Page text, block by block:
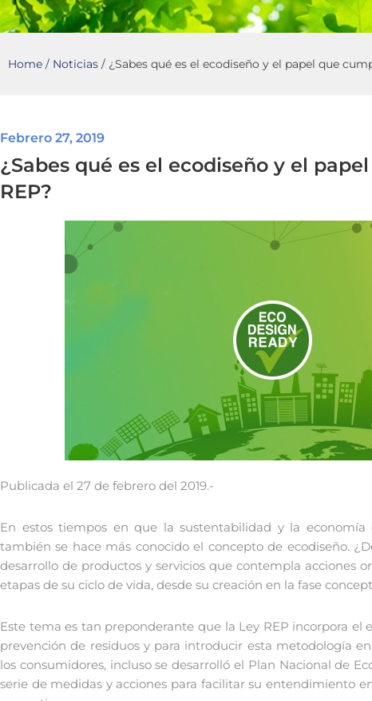
Home / Noticias / ¿Sabes qué es el ecodiseño y el papel que
Febrero 27, 2019
¿Sabes qué es el ecodiseño y el
REP?
Publicada el 27 de febrero del 2019.-
En estos tiempos en que la sustentabilidad y la
también se hace más conocido el concepto de ecodiseño.
desarrollo de productos y servicios que contempla acciones
etapas de su ciclo de vida, desde su creación en la fase
Este tema es tan preponderante que la Ley REP incorpora el
prevención de residuos y para introducir esta metodología
los consumidores, incluso se desarrolló el Plan Nacional de
serie de medidas y acciones para facilitar su entendimiento